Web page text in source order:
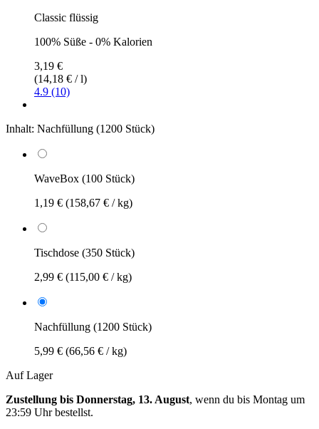
Classic flüssig
100% Süße - 0% Kalorien
3,19 €
(14,18 € / l)
4.9 (10)
Inhalt: Nachfüllung (1200 Stück)
WaveBox (100 Stück)
1,19 € (158,67 € / kg)
Tischdose (350 Stück)
2,99 € (115,00 € / kg)
Nachfüllung (1200 Stück)
5,99 € (66,56 € / kg)
Auf Lager
Zustellung bis Donnerstag, 13. August, wenn du bis Montag um
23:59 Uhrbestellst.